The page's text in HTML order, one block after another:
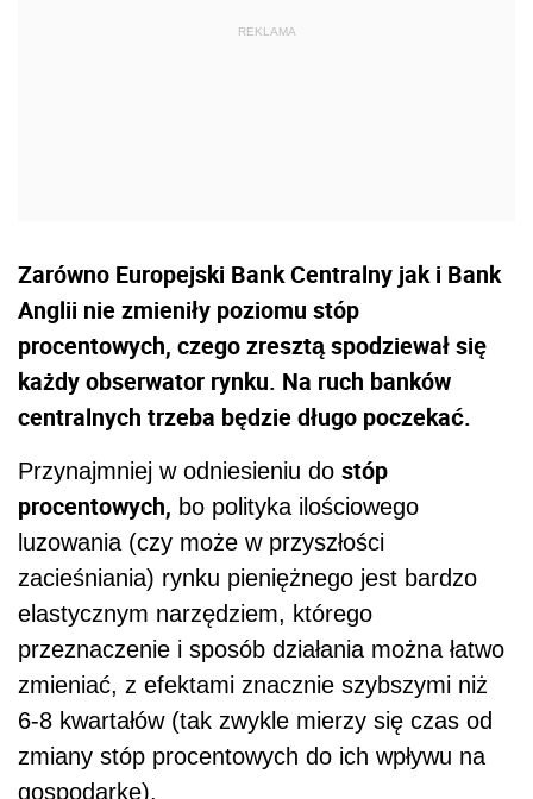
Zarówno Europejski Bank Centralny jak i Bank
Anglii nie zmieniły poziomu stóp
procentowych, czego zresztą spodziewał się
każdy obserwator rynku. Na ruch banków
centralnych trzeba będzie długo poczekać.
Przynajmniej w odniesieniu do stóp
procentowych, bo polityka ilościowego
luzowania (czy może w przyszłości
zacieśniania) rynku pieniężnego jest bardzo
elastycznym narzędziem, którego
przeznaczenie i sposób działania można łatwo
zmieniać, z efektami znacznie szybszymi niż
6-8 kwartałów (tak zwykle mierzy się czas od
zmiany stóp procentowych do ich wpływu na
gospodarkę).